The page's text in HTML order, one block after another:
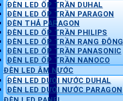
ĐÈN LED ỐP TRẦN DUHAL
ĐÈN LED ỐP TRẦN PARAGON
ĐÈN THẢ PARAGON
ĐÈN LED ỐP TRẦN PHILIPS
ĐÈN LED ỐP TRẦN RẠNG ĐÔNG
ĐÈN LED ỐP TRẦN PANASONIC
ĐÈN LED ỐP TRẦN NANOCO
ĐÈN LED ÂM NƯỚC
ĐÈN LED DƯỚI NƯỚC DUHAL
ĐÈN LED DƯỚI NƯỚC PARAGON